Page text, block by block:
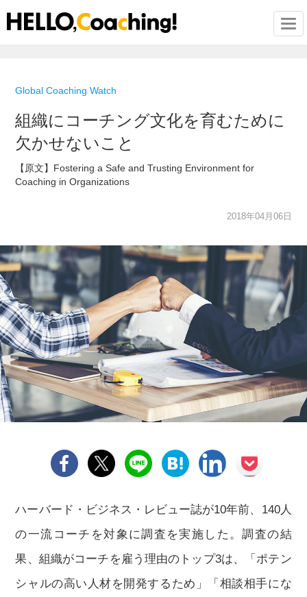
Global Coaching Watch
組織にコーチング文化を育むために
欠かせないこと
【原文】Fostering a Safe and Trusting Environment for
Coaching in Organizations
2018年04月06日
ハーバード・ビジネス・レビュー誌が10年前、140人
の一流コーチを対象に調査を実施した。調査の結
果、組織がコーチを雇う理由のトップ3は、「ポテン
シャルの高い人材を開発するため」「相談相手にな